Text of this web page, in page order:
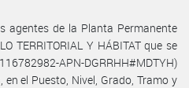
agentes de la Planta Permanente
TERRITORIAL Y HÁBITAT que se
APN-DGRRHH#MDTYH)
el Puesto, Nivel, Grado, Tramo y